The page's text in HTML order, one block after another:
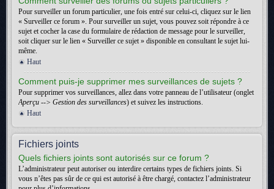
Pour surveiller un forum particulier, une fois entré sur celui-ci, cliquez sur le lien
« Surveiller ce forum ». Pour surveiller un sujet, vous pouvez soit répondre à ce
sujet et cocher la case du formulaire de rédaction de message pour le surveiller,
soit cliquer sur le lien « Surveiller ce sujet » disponible en consultant le sujet lui-
même.
Haut
Comment puis-je supprimer mes surveillances de sujets ?
Pour supprimer vos surveillances, allez dans votre panneau de l’utilisateur (onglet
Aperçu --> Gestion des surveillances) et suivez les instructions.
Haut
Fichiers joints
Quels fichiers joints sont autorisés sur ce forum ?
L’administrateur peut autoriser ou interdire certains types de fichiers joints. Si
vous n’êtes pas sûr de ce qui est autorisé à être chargé, contactez l’administrateur